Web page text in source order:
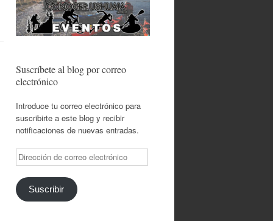
Suscríbete al blog por correo
electrónico
Introduce tu correo electrónico para
suscribirte a este blog y recibir
notificaciones de nuevas entradas.
Dirección
de
correo
electrónico
Suscribir